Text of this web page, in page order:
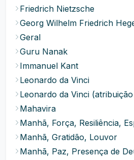
Friedrich Nietzsche
Georg Wilhelm Friedrich
Geral
Guru Nanak
Immanuel Kant
Leonardo da Vinci
Leonardo da Vinci
Mahavira
Manhã, Força, Resiliência,
Manhã, Gratidão, Louvor
Manhã, Paz, Presença de